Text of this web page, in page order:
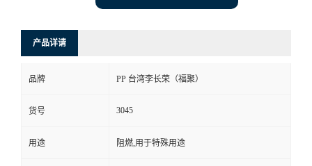
产品详请
品牌 PP 台湾李长荣（福聚）
货号 3045
用途 阻燃,用于特殊用途